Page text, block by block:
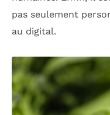
pas seulement
au digital.